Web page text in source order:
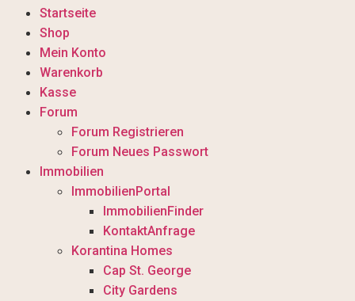
Startseite
Shop
Mein Konto
Warenkorb
Kasse
Forum
Forum Registrieren
Forum Neues Passwort
Immobilien
ImmobilienPortal
ImmobilienFinder
KontaktAnfrage
Korantina Homes
Cap St. George
City Gardens